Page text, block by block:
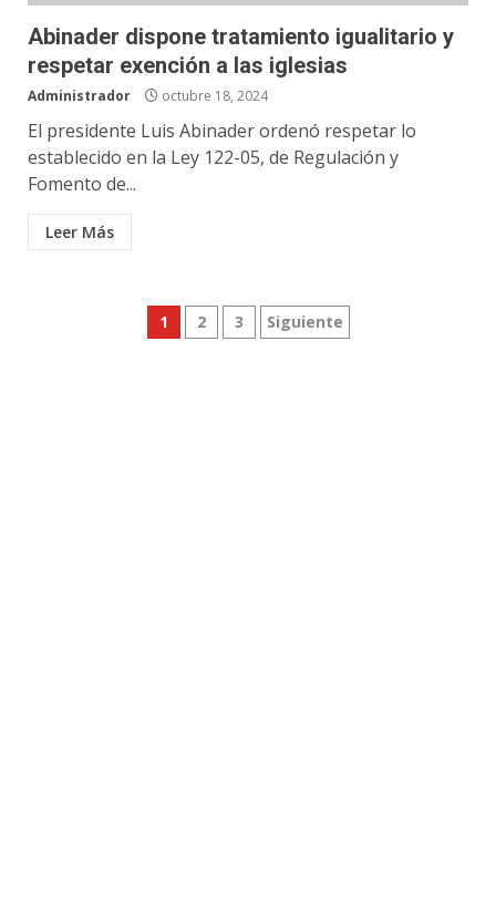
Abinader dispone tratamiento igualitario y
respetar exención a las iglesias
Administrador octubre 18, 2024
El presidente Luis Abinader ordenó respetar lo
establecido en la Ley 122-05, de Regulación y
Fomento de...
Leer Más
Paginación
1 2 3 Siguiente